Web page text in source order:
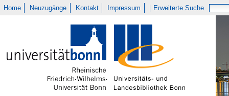
Home Neuzugänge Kontakt Impressum Erweiterte Suche